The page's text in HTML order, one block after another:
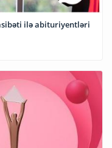
ilə abituriyentləri